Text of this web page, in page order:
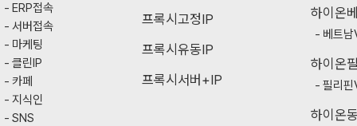
ERP접속
서버접속
마케팅
클린IP
카페
지식인
SNS
프록시고정IP
프록시유동IP
프록시서버+IP
하이온
베트
하이온
필리
하이온